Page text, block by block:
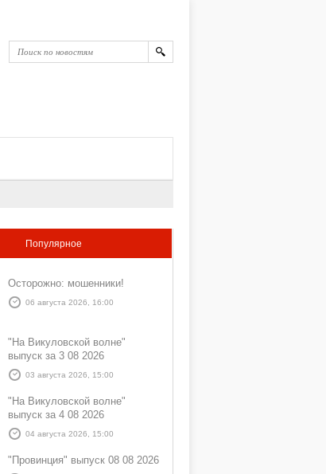
Популярное
Осторожно: мошенники!
06 августа 2026, 16:00
"На Викуловской волне"
выпуск за 3 08 2026
03 августа 2026, 15:00
"На Викуловской волне"
выпуск за 4 08 2026
04 августа 2026, 15:00
"Провинция" выпуск 08 08 2026